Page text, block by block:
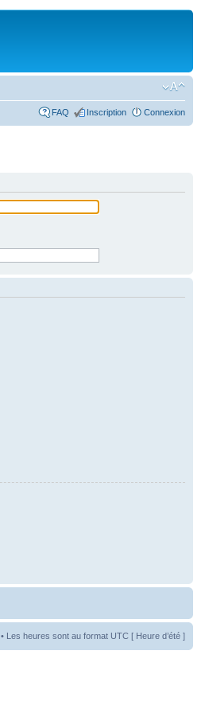
FAQ Inscription Connexion
• Les heures sont au format UTC [ Heure d’été ]